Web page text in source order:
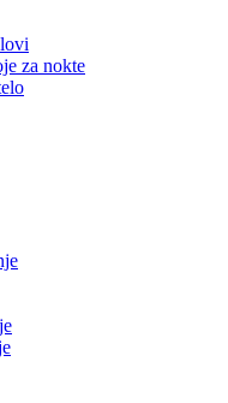
za nokte